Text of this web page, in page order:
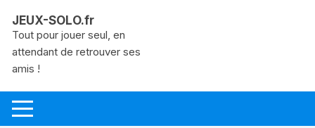
contenu
JEUX-SOLO.fr
Tout pour jouer seul, en
attendant de retrouver ses
amis !